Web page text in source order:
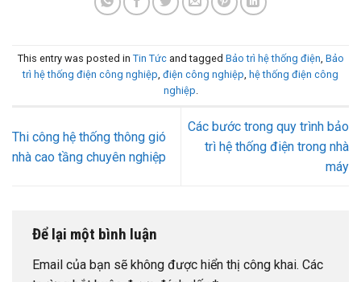
This entry was posted in Tin Tứcand tagged Bảo trì hệ thống điện, Bảo
trì hệ thống điện công nghiệp, điện công nghiệp, hệ thống điện công
nghiệp.
Thi công hệ thống thông gió
nhà cao tầng chuyên nghiệp
Các bước trong quy trình bảo
trì hệ thống điện trong nhà
máy
Để lại một bình luận
Email của bạn sẽ không được hiển thị công khai. Các